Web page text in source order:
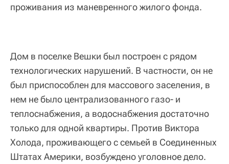
проживания из маневренного жилого фонда.
Дом в поселке Вешки был построен с рядом
технологических нарушений. В частности, он не
был приспособлен для массового заселения, в
нем не было централизованного газо- и
теплоснабжения, а водоснабжения достаточно
только для одной квартиры. Против Виктора
Холода, проживающего с семьей в Соединенных
Штатах Америки, возбуждено уголовное дело.